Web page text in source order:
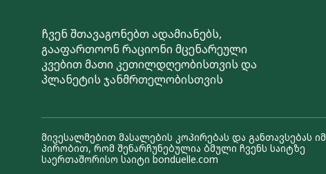
ჩვენ შთავაგონებთ ადამიანებს,
გააფართოონ რაციონი მცენარეული
კვებით მათი კეთილდღეობისთვის და
პლანეტის ჯანმრთელობისთვის
მივესალმებით მასალების კოპირებას და განთავსებას იმ
პირობით, რომ შენარჩუნებულია ბმული ჩვენს საიტზე
საერთაშორისო საიტი bonduelle.com